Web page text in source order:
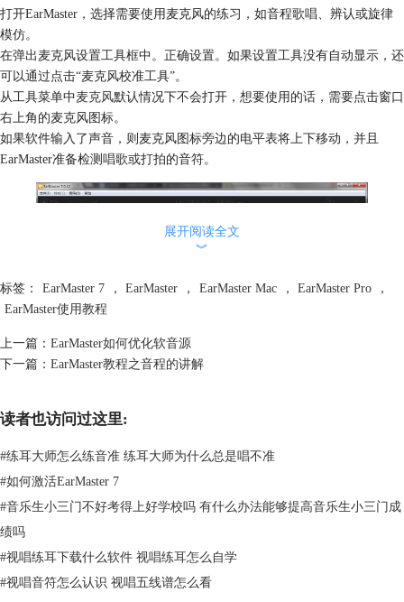
打开EarMaster，选择需要使用麦克风的练习，如音程歌唱、辨认或旋律
模仿。
在弹出麦克风设置工具框中。正确设置。如果设置工具没有自动显示，还
可以通过点击“麦克风校准工具”。
从工具菜单中麦克风默认情况下不会打开，想要使用的话，需要点击窗口
右上角的麦克风图标。
如果软件输入了声音，则麦克风图标旁边的电平表将上下移动，并且
EarMaster准备检测唱歌或打拍的音符。
PS：推荐使用耳机，以便软件播放的声音（例如节拍器嘀嗒声）不会进
入麦克风，也防止成为录入的答案。
试一试吧。更多精彩教程尽在
展开阅读全文
︾
标签： EarMaster 7 ， EarMaster ， EarMaster Mac ， EarMaster Pro
，
EarMaster使用教程
上一篇： EarMaster如何优化软音源
下一篇： EarMaster教程之音程的讲解
读者也访问过这里:
#练耳大师怎么练音准 练耳大师为什么总是唱不准
#如何激活EarMaster 7
#音乐生小三门不好考得上好学校吗 有什么办法能够提高音乐生小三门成
绩吗
#视唱练耳下载什么软件 视唱练耳怎么自学
#视唱音符怎么认识 视唱五线谱怎么看